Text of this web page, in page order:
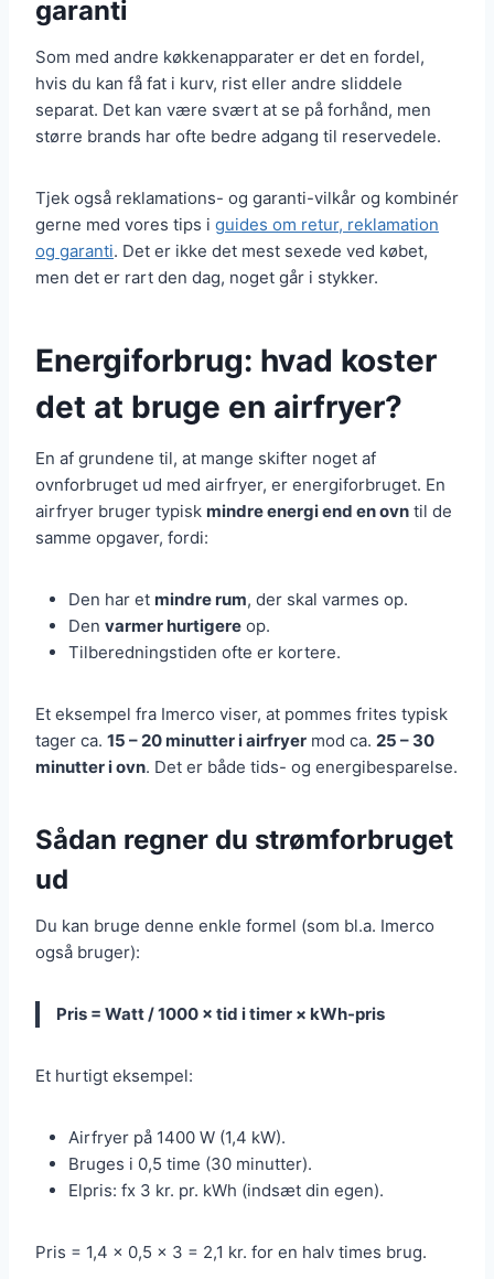
garanti
Som med andre køkkenapparater er det en fordel,
hvis du kan få fat i kurv, rist eller andre sliddele
separat. Det kan være svært at se på forhånd, men
større brands har ofte bedre adgang til reservedele.
Tjek også reklamations- og garanti-vilkår og kombinér
gerne med vores tips i guides om retur, reklamation
og garanti. Det er ikke det mest sexede ved købet,
men det er rart den dag, noget går i stykker.
Energiforbrug: hvad koster
det at bruge en airfryer?
En af grundene til, at mange skifter noget af
ovnforbruget ud med airfryer, er energiforbruget. En
airfryer bruger typisk mindre energi end en ovn til de
samme opgaver, fordi:
Den har et mindre rum, der skal varmes op.
Den varmer hurtigere op.
Tilberedningstiden ofte er kortere.
Et eksempel fra Imerco viser, at pommes frites typisk
tager ca. 15 – 20 minutter i airfryer mod ca. 25 – 30
minutter i ovn. Det er både tids- og energibesparelse.
Sådan regner du strømforbruget
ud
Du kan bruge denne enkle formel (som bl.a. Imerco
også bruger):
Pris = Watt / 1000 × tid i timer × kWh-pris
Et hurtigt eksempel:
Airfryer på 1400 W (1,4 kW).
Bruges i 0,5 time (30 minutter).
Elpris: fx 3 kr. pr. kWh (indsæt din egen).
Pris = 1,4 × 0,5 × 3 = 2,1 kr. for en halv times brug.